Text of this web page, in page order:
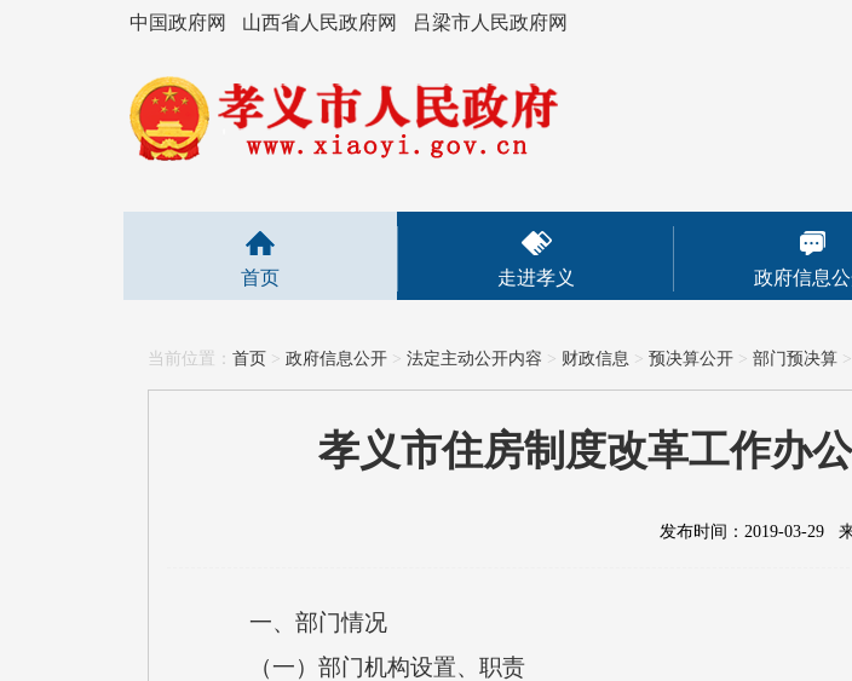
中国政府网 山西省人民政府网 吕梁市人民政府网
首页 走进孝义 政府信息
当前位置： 首页 > 政府信息公开 > 法定主动公开内容 > 财政信息 > 预决算公开 > 部门预决算 >
孝义市住房制度改革工作办
发布时间：2019-03-29
一、部门情况
（一）部门机构设置、职责